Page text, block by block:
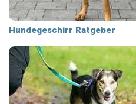
Hundegeschirr Ratgeber